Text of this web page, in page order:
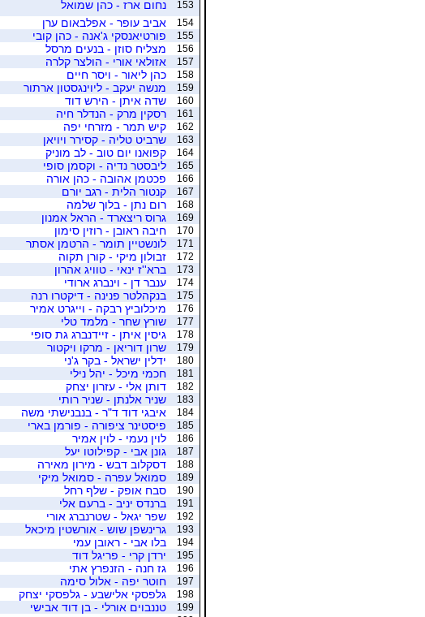
153
נחום ארז - כהן שמואל
154
אביב עופר - אפלבאום ערן
155
פורטיאנסקי ג'אנה - כהן קובי
156
מצליח סוזן - בנעים מרסל
157
אזולאי אורי - הולצר קלרה
158
כהן ליאור - ויסר חיים
159
מנשה יעקב - ליוינגסטון ארתור
160
שדה איתן - הירש דוד
161
רסקין מרק - הנדלר חיה
162
קיש תמר - מזרחי יפה
163
שרביט טליה - קסירר ויויאן
164
קפואנו יום טוב - לב מוניק
165
ליבסטר נדיה - וקסמן סופי
166
פכטמן אהובה - כהן אורה
167
קנטור הלית - רגב יורם
168
רום נתן - בלוך שלמה
169
גרוס ריצארד - הראל אמנון
170
חיבה ראובן - רוזין סימון
171
לונשטיין תומר - הרטמן אסתר
172
זבולון מיקי - קורן תקוה
173
ברא''ז ינאי - טוויג אהרון
174
ענבר דן - וינברג ארודי
175
בנקהלטר פנינה - דיקטרו רנה
176
מיכלוביץ רבקה - וייגרט אמיר
177
שורץ שחר - מלמד טלי
178
גיסין איתן - זיידנברג גת סופי
179
שרון דוריאן - מרקו ויקטור
180
ידלין ישראל - בקר ג'ני
181
חכמי מיכל - יהל נילי
182
דותן אלי - עזרון יצחק
183
שניר אלנתן - שניר רותי
184
איבגי דוד ד"ר - בנבנישתי משה
185
פיסטינר ציפורה - פורמן בארי
186
לוין נעמי - לוין אמיר
187
גונן אבי - קפילוטו יעל
188
דסקלוב דבש - מירון מאירה
189
סמואל עפרה - סמואל מיקי
190
סבח אופק - שלף רחל
191
ברנדס יניב - ברעם אלי
192
שפר יגאל - שטרנברג אורי
193
גרינשפן שוש - אורשטין מיכאל
194
בלו אבי - ראובן עמי
195
ירדן קרי - פריגל דוד
196
גז חנה - הזנפרץ אתי
197
חוטר יפה - אלול סימה
198
גלפסקי אלישבע - גלפסקי יצחק
199
טננבוים אורלי - בן דוד אבישי